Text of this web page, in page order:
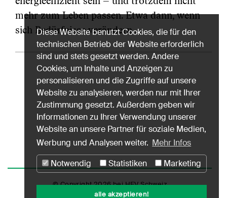
mehr zum Leben passen. Etwa dann, wenn
sich Bedürfnisse verändern.…
© Copyright 2026 bei HEV Schweiz
Diese Website benutzt Cookies, die für den
technischen Betrieb der Website erforderlich
sind und stets gesetzt werden. Andere
Cookies, um Inhalte und Anzeigen zu
personalisieren und die Zugriffe auf unsere
Website zu analysieren, werden nur mit Ihrer
Zustimmung gesetzt. Außerdem geben wir
Informationen zu Ihrer Verwendung unserer
Website an unsere Partner für soziale Medien,
Werbung und Analysen weiter. Mehr Infos
Notwendig
Statistiken Marketing
alle akzeptieren!